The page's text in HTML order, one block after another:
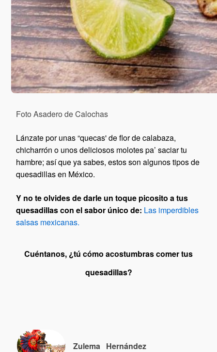
Foto Asadero de Calochas
Lánzate por unas “quecas' de flor de calabaza,
chicharrón o unos deliciosos molotes pa’ saciar tu
hambre; así que ya sabes, estos son algunos tipos de
quesadillas en México.
Y no te olvides de darle un toque picosito a tus
quesadillas con el sabor único de: Las imperdibles
salsas mexicanas.
Cuéntanos, ¿tú cómo acostumbras comer tus
quesadillas?
Zulema Hernández